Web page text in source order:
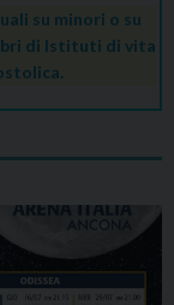
su minori o su
di Istituti di vita